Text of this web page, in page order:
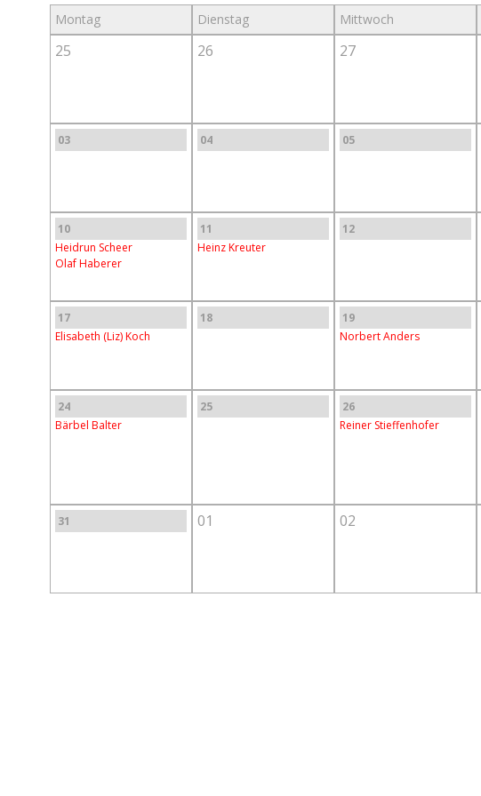
Montag Dienstag Mittwoch
25 26 27
03 04 05
10
Heidrun Scheer
Olaf Haberer
11
Heinz Kreuter
12
17
Elisabeth (Liz) Koch
18
19
Norbert Anders
24
Bärbel Balter
25
26
Reiner Stieffenhofer
31
01 02